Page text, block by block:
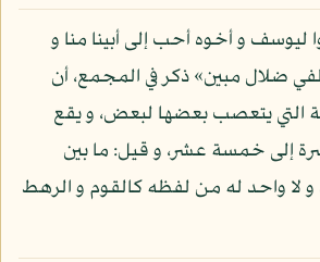
ليوسف و أخوه أحب إلى أبينا منا و
ضلال مبين» ذكر في المجمع، أن
التي يتعصب بعضها لبعض، و يقع
إلى خمسة عشر، و قيل: ما بين
و لا واحد له من لفظه كالقوم و الرهط